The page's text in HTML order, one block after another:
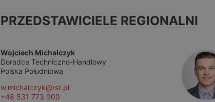
PRZEDSTAWICIELE REGIONALNI
Wojciech Michalczyk
Doradca Techniczno-Handlowy
Polska Południowa
w.michalczyk@rst.pl
+48 531 773 000